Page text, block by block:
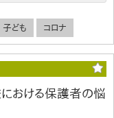
子ども コロナ
おける保護者の悩